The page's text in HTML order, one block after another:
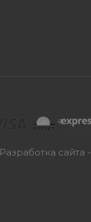
Разработка сайта -